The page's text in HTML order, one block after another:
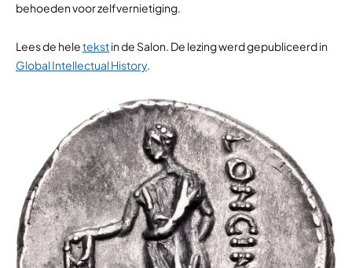
behoeden voor zelfvernietiging.
Lees de heletekstin de Salon. De lezing werd gepubliceerd in
Global Intellectual History.